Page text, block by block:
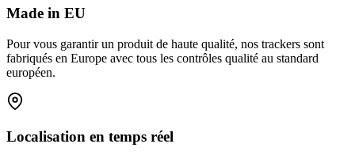
Made in EU
Pour vous garantir un produit de haute qualité, nos trackers sont
fabriqués en Europe avec tous les contrôles qualité au standard
européen.
Localisation en temps réel